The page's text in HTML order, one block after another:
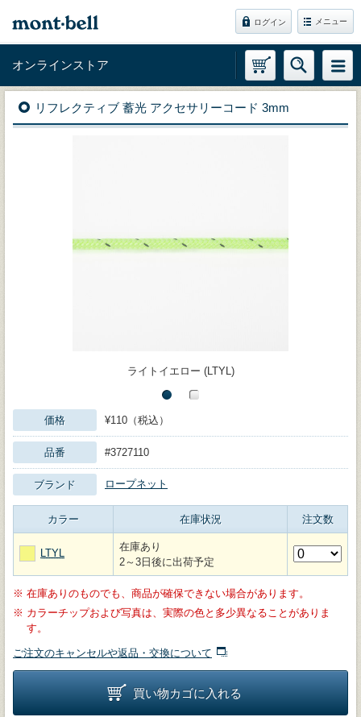
ログイン メニュー
オンラインストア
リフレクティブ 蓄光 アクセサリーコード 3mm
ライトイエロー (LTYL)
価格 ¥110（税込）
品番 #3727110
ブランド ロープネット
カラー 在庫状況 注文数
LTYL
在庫あり
2～3日後に出荷予定
※ 在庫ありのものでも、商品が確保できない場合があります。
※ カラーチップおよび写真は、実際の色と多少異なることがありま
す。
ご注文のキャンセルや返品・交換について
買い物カゴに入れる